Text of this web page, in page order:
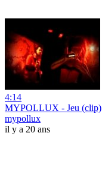
4:14
MYPOLLUX - Jeu (clip)
mypollux
il y a 20 ans